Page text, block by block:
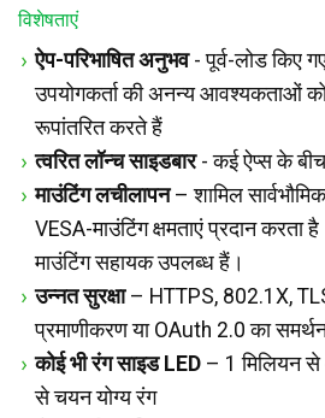
विशेषताएं
ऐप-परिभाषित अनुभव- पूर्व-लोड किए
उपयोगकर्ता की अनन्य आवश्यकताओं
रूपांतरित करते हैं
त्वरित लॉन्च साइडबार- कई ऐप्स के
माउंटिंग लचीलापन– शामिल
VESA-माउंटिंग क्षमताएं प्रदान
माउंटिंग सहायक उपलब्ध हैं।
उन्नत सुरक्षा– HTTPS, 802.1X,
प्रमाणीकरण या OAuth 2.0 का
कोई भी रंग साइड LED – 1 मिलियन से
से चयन योग्य रंग